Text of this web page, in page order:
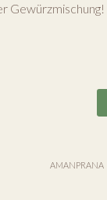
Gewürzmischung!
AMANPRANA